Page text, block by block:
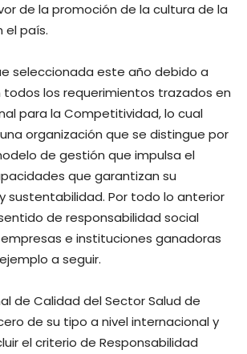
de la promoción de la cultura de la
el país.
seleccionada este año debido a
los requerimientos trazados en
para la Competitividad, lo cual
organización que se distingue por
de gestión que impulsa el
que garantizan su
sustentabilidad. Por todo lo anterior
de responsabilidad social
e instituciones ganadoras
a seguir.
de Calidad del Sector Salud de
de su tipo a nivel internacional y
el criterio de Responsabilidad